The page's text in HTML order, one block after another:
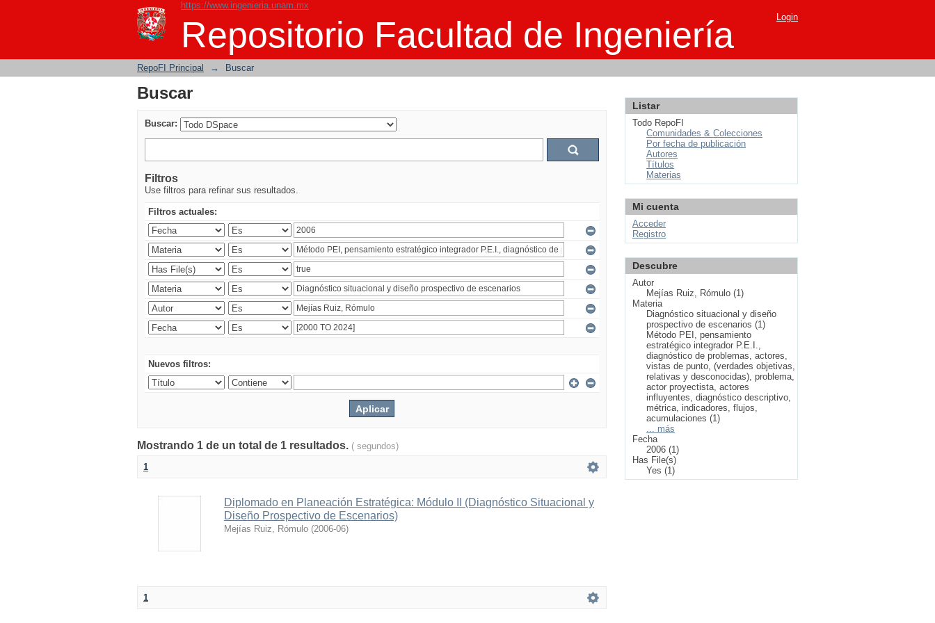
https://www.ingenieria.unam.mx
Repositorio Facultad de Ingeniería
Buscar Login
RepoFI Principal → Buscar
Buscar
Buscar:
Filtros
Use filtros para refinar sus resultados.
Filtros actuales:
Nuevos filtros:
Mostrando 1 de un total de 1 resultados. ( segundos)
1
Diplomado en Planeación Estratégica: Módulo II (Diagnóstico Situacional y
Diseño Prospectivo de Escenarios)
Mejías Ruiz, Rómulo (2006-06)
1
Listar
Todo RepoFI
Comunidades & Colecciones
Por fecha de publicación
Autores
Títulos
Materias
Mi cuenta
Acceder
Registro
Descubre
Autor
Mejías Ruiz, Rómulo (1)
Materia
Diagnóstico situacional y diseño
prospectivo de escenarios (1)
Método PEI, pensamiento
estratégico integrador P.E.I.,
diagnóstico de problemas, actores,
vistas de punto, (verdades objetivas,
relativas y desconocidas), problema,
actor proyectista, actores
influyentes, diagnóstico descriptivo,
métrica, indicadores, flujos,
acumulaciones (1)
... más
Fecha
2006 (1)
Has File(s)
Yes (1)